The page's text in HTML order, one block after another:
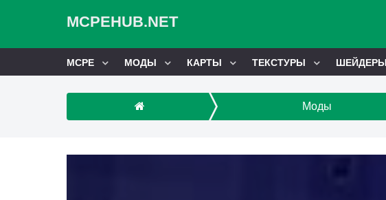
MCPEHUB.NET
MCPE МОДЫ КАРТЫ ТЕКСТУРЫ ШЕЙДЕРЫ
Моды